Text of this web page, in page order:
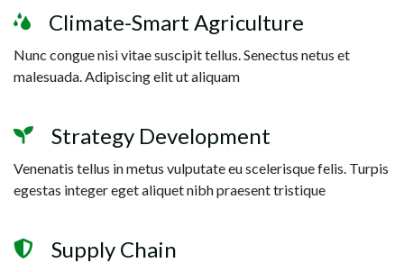
Climate-Smart Agriculture
Nunc congue nisi vitae suscipit tellus. Senectus netus et
malesuada. Adipiscing elit ut aliquam
Strategy Development
Venenatis tellus in metus vulputate eu scelerisque felis. Turpis
egestas integer eget aliquet nibh praesent tristique
Supply Chain